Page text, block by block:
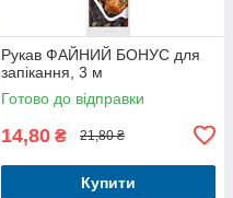
Рукав ФАЙНИЙ БОНУС для
запікання, 3 м
Готово до відправки
14,80 ₴ 21,80 ₴
Купити